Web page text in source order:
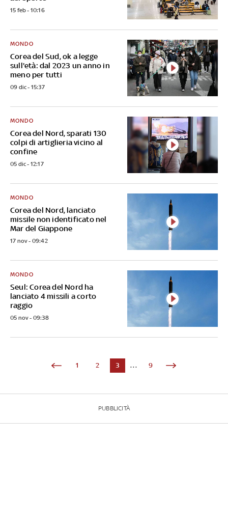
15 feb - 10:16
Corea del Sud, ok a legge
sull'età: dal 2023 un anno in
meno per tutti
MONDO
09 dic - 15:37
Corea del Nord, sparati 130
colpi di artiglieria vicino al
confine
MONDO
05 dic - 12:17
Corea del Nord, lanciato
missile non identificato nel
Mar del Giappone
MONDO
17 nov - 09:42
Seul: Corea del Nord ha
lanciato 4 missili a corto
raggio
MONDO
05 nov - 09:38
1 2 3 ... 9
PUBBLICITÀ